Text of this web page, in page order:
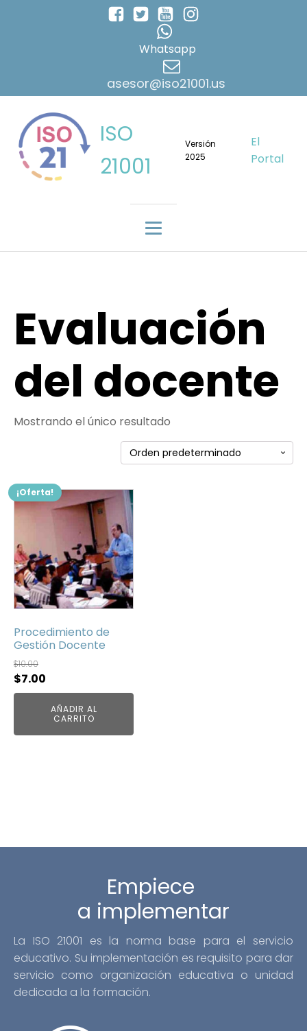
Whatsapp
asesor@iso21001.us
ISO
21001
Versión
2025
El
Portal
Evaluación
del docente
Mostrando el único resultado
¡Oferta!
Procedimiento de
Gestión Docente
$10.00
El
precio
original
era:
$7.00
precio
actual
AÑADIR AL
CARRITO
Empiece
a implementar
La ISO 21001 es la norma base para el servicio
educativo. Su implementación es requisito para dar
servicio como organización educativa o unidad
dedicada a la formación.